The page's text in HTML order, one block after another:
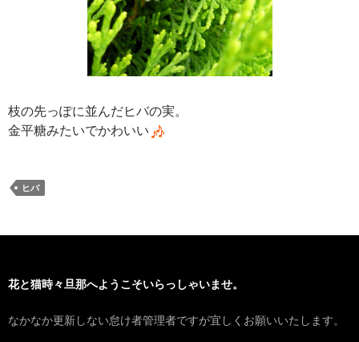
枝の先っぽに並んだヒバの実。
金平糖みたいでかわいい
ヒバ
花と猫時々旦那へようこそいらっしゃいませ。
なかなか更新しない怠け者管理者ですが宜しくお願いいたします。